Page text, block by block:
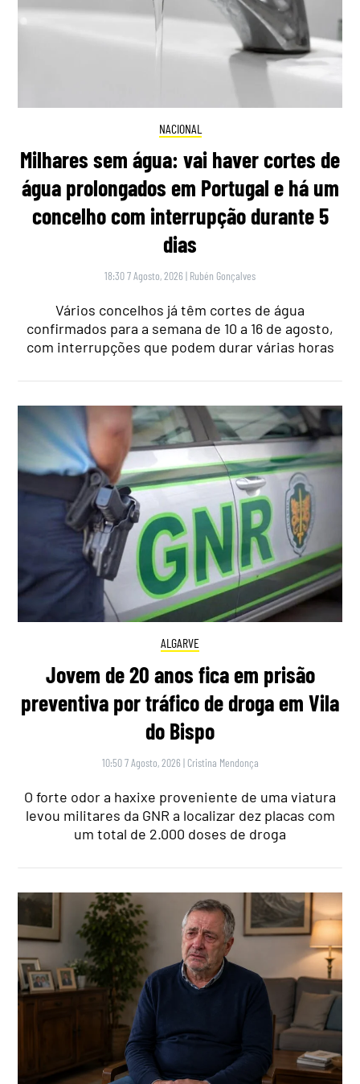
NACIONAL
Milhares sem água: vai haver cortes de
água prolongados em Portugal e há um
concelho com interrupção durante 5
dias
18:30 7 Agosto, 2026 | Rubén Gonçalves
Vários concelhos já têm cortes de água
confirmados para a semana de 10 a 16 de agosto,
com interrupções que podem durar várias horas
ALGARVE
Jovem de 20 anos fica em prisão
preventiva por tráfico de droga em Vila
do Bispo
10:50 7 Agosto, 2026 | Cristina Mendonça
O forte odor a haxixe proveniente de uma viatura
levou militares da GNR a localizar dez placas com
um total de 2.000 doses de droga